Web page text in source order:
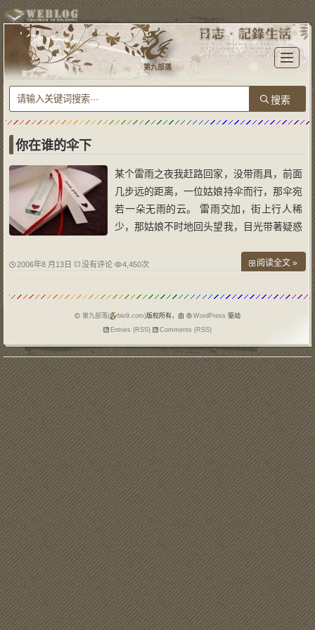
T
o
l
e
n
i
n
第九部落
你在谁的伞下
某个雷雨之夜我赶路回家，没带雨具，前面
几步远的距离，一位姑娘持伞而行，那伞宛
若一朵无雨的云。 雷雨交加，街上行人稀
少，那姑娘不时地回头望我，目光带著疑惑
忧。这虽让人心寒，但也不能怪她，因此情
小说情节了：深夜，一条汉子尾随一个
2006年8 月13日 没有评论 4,450次 阅读全文 »
第九部落( blo9.com)版权所有，由 WordPress 驱动
Entries (RSS)
Comments (RSS)